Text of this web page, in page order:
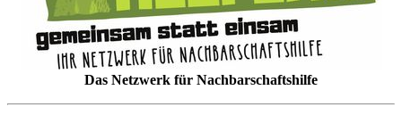
Das Netzwerk für Nachbarschaftshilfe